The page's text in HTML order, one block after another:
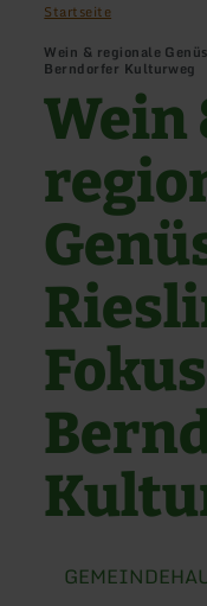
Startseite
Wein & regionale
Berndorfer Kulturweg
Wein